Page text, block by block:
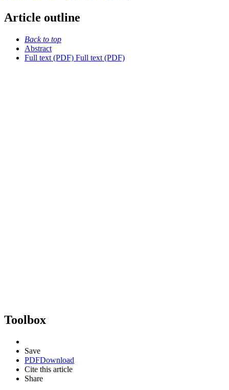
Article outline
Back to top
Abstract
Full text (PDF) Full text (PDF)
Toolbox
Save
PDFDownload
Cite this article
Share